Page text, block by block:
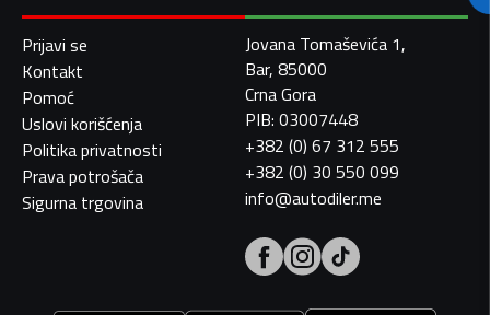
Prijavi se
Kontakt
Pomoć
Uslovi korišćenja
Politika privatnosti
Prava potrošača
Sigurna trgovina
Jovana Tomaševića 1,
Bar, 85000
Crna Gora
PIB: 03007448
+382 (0) 67 312 555
+382 (0) 30 550 099
info@autodiler.me